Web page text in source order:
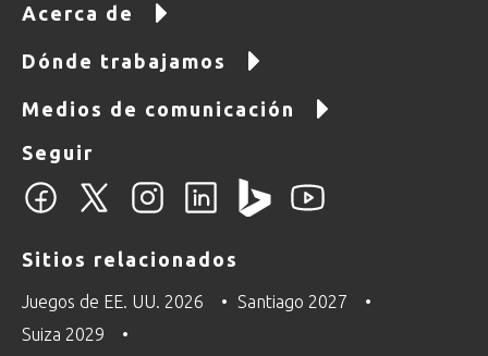
Acerca de
Dónde trabajamos
Medios de comunicación
Seguir
Sitios relacionados
Juegos de EE. UU. 2026
Santiago 2027
Suiza 2029